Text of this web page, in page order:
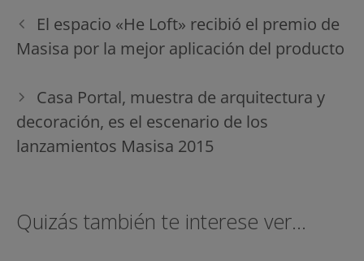
Navegación
de
entradas
El espacio «He Loft» recibió el premio de
Masisa por la mejor aplicación del producto
Casa Portal, muestra de arquitectura y
decoración, es el escenario de los
lanzamientos Masisa 2015
Quizás también te interese ver...